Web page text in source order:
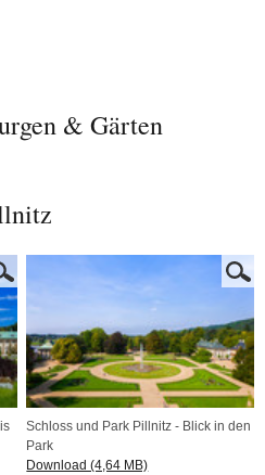
& Gärten
Schloss und Park Pillnitz - Blick in den
Park
Download (4,64 MB)